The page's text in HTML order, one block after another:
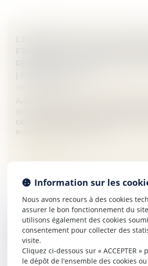
L’ÉMERGENCE D’UN «
FRANÇAIS NE POURRA SE
REDÉFINIR LA PROPRIÉTÉ
Avec une situation où la France affiche
commercial face à l’excédent de
causes se trouveraient, selon plusieurs
économiques, dans les cap...
(JUR) DÉLÉGATION
PARENTALE CROISÉE ET
LEXTENSO.FR
Veille juridique
Information sur les
Nous avons recours à des cookies
assurer le bon fonctionnement du
utilisons également des cookies
consentement pour collecter des
visite.
Cliquez ci-dessous sur « ACCEPTER »
le dépôt de l'ensemble des cookies